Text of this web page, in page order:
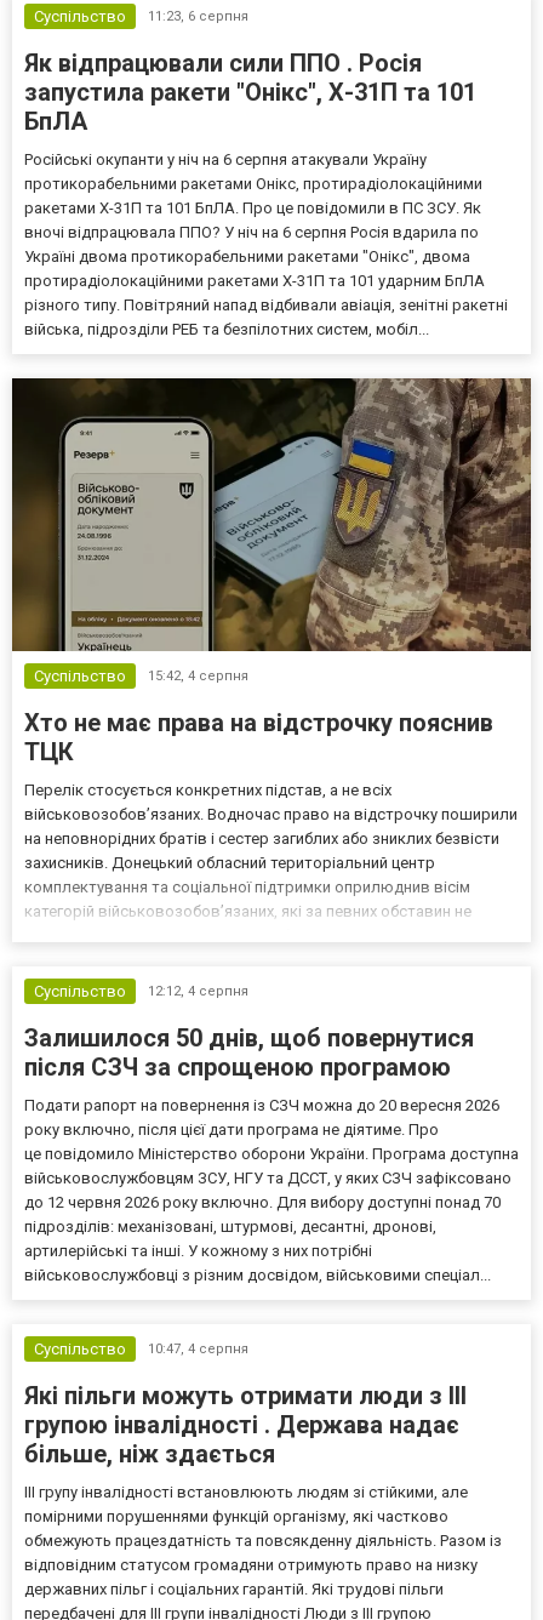
Суспільство 11:23, 6 серпня
Як відпрацювали сили ППО . Росія
запустила ракети "Онікс", Х-31П та 101
БпЛА
Російські окупанти у ніч на 6 серпня атакували Україну
протикорабельними ракетами Онікс, протирадіолокаційними
ракетами Х-31П та 101 БпЛА. Про це повідомили в ПС ЗСУ. Як
вночі відпрацювала ППО? У ніч на 6 серпня Росія вдарила по
Україні двома протикорабельними ракетами "Онікс", двома
протирадіолокаційними ракетами Х-31П та 101 ударним БпЛА
різного типу. Повітряний напад відбивали авіація, зенітні ракетні
війська, підрозділи РЕБ та безпілотних систем, мобіл...
Суспільство 15:42, 4 серпня
Хто не має права на відстрочку пояснив
ТЦК
Перелік стосується конкретних підстав, а не всіх
військовозобов’язаних. Водночас право на відстрочку поширили
на неповнорідних братів і сестер загиблих або зниклих безвісти
захисників. Донецький обласний територіальний центр
комплектування та соціальної підтримки оприлюднив вісім
категорій військовозобов’язаних, які за певних обставин не
Суспільство
12:12, 4 серпня
Залишилося 50 днів, щоб повернутися
після СЗЧ за спрощеною програмою
Подати рапорт на повернення із СЗЧ можна до 20 вересня 2026
року включно, після цієї дати програма не діятиме. Про
це повідомило Міністерство оборони України. Програма доступна
військовослужбовцям ЗСУ, НГУ та ДССТ, у яких СЗЧ зафіксовано
до 12 червня 2026 року включно. Для вибору доступні понад 70
підрозділів: механізовані, штурмові, десантні, дронові,
артилерійські та інші. У кожному з них потрібні
військовослужбовці з різним досвідом, військовими спеціал...
Суспільство 10:47, 4 серпня
Які пільги можуть отримати люди з III
групою інвалідності . Держава надає
більше, ніж здається
III групу інвалідності встановлюють людям зі стійкими, але
помірними порушеннями функцій організму, які частково
обмежують працездатність та повсякденну діяльність. Разом із
відповідним статусом громадяни отримують право на низку
державних пільг і соціальних гарантій. Які трудові пільги
передбачені для III групи інвалідності Люди з III групою